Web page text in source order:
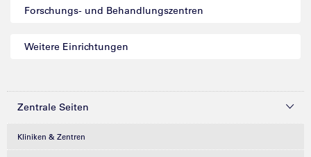
Forschungs- und Behandlungszentren
Weitere Einrichtungen
Zentrale Seiten
Kliniken & Zentren